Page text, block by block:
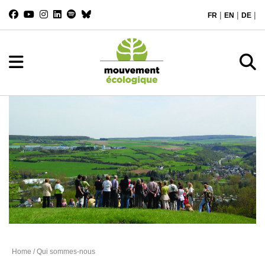
FR | EN | DE |
Home / Qui sommes-nous